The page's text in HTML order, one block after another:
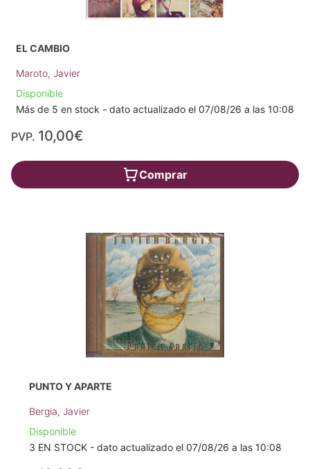
EL CAMBIO
Maroto, Javier
Disponible
Más de 5 en stock - dato actualizado el 07/08/26 a las 10:08
PVP. 10,00€
Comprar
PUNTO Y APARTE
Bergia, Javier
Disponible
3 EN STOCK - dato actualizado el 07/08/26 a las 10:08